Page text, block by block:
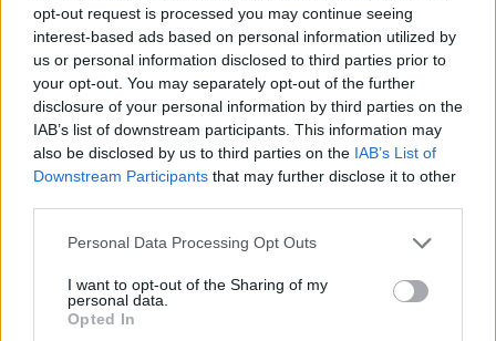
opt-out request is processed you may continue seeing
interest-based ads based on personal information utilized by
us or personal information disclosed to third parties prior to
your opt-out. You may separately opt-out of the further
disclosure of your personal information by third parties on the
IAB’s list of downstream participants. This information may
also be disclosed by us to third parties on the IAB’s List of
Downstream Participants that may further disclose it to other
Please note that this website/app uses one or more Google
not limited to your visit or usage behaviour. You may click to
grant or deny consent to Google and its third-party tags to
use your data for below specified purposes in below Google
Personal Data Processing Opt Outs
I want to opt-out of the Sharing of my
personal data.
Opted In